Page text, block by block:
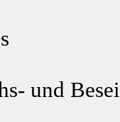
und